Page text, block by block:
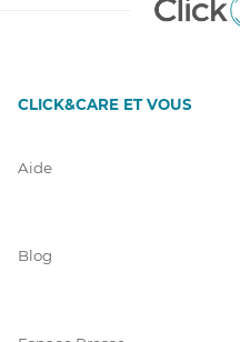
CLICK&CARE ET VOUS
Aide
Blog